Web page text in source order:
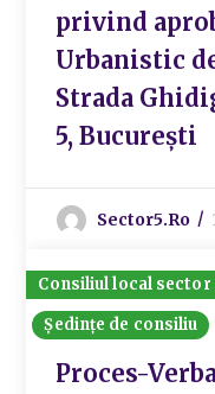
privind
Urbanistic
Strada
5, București
Sector5.ro
Consiliul local sector
Ședințe de consiliu
Proces-